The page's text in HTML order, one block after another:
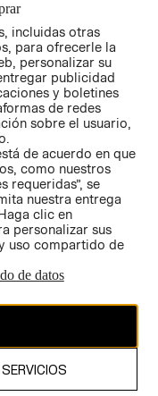
PROGRAMA DE
ÉTICA (INGLÉS)
y es propiedad de H&M
incluidas otras
para ofrecerle la
personalizar su
publicidad
y boletines
de redes
sobre el usuario,
de acuerdo en que
como nuestros
requeridas”, se
nuestra entrega
clic en
personalizar sus
uso compartido de
de datos